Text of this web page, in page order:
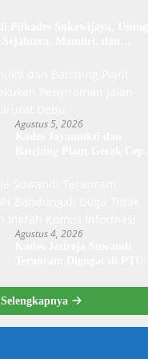
Agustus 5, 2026
Agustus 4, 2026
Patuhi Putusan Inkrah
Komisi Informasi
Selengkapnya